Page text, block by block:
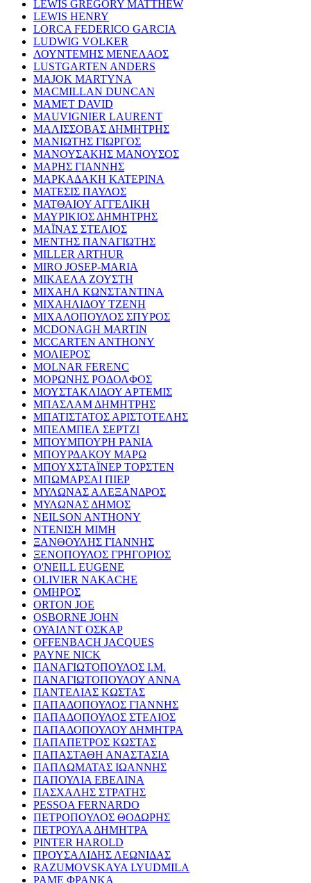
LEWIS GREGORY MATTHEW
LEWIS HENRY
LORCA FEDERICO GARCIA
LUDWIG VOLKER
ΛΟΥΝΤΕΜΗΣ ΜΕΝΕΛΑΟΣ
LUSTGARTEN ANDERS
MAJOK MARTYNA
MACMILLAN DUNCAN
MAMET DAVID
MAUVIGNIER LAURENT
ΜΑΛΙΣΣΟΒΑΣ ΔΗΜΗΤΡΗΣ
ΜΑΝΙΩΤΗΣ ΓΙΩΡΓΟΣ
ΜΑΝΟΥΣΑΚΗΣ ΜΑΝΟΥΣΟΣ
ΜΑΡΗΣ ΓΙΑΝΝΗΣ
ΜΑΡΚΑΔΑΚΗ ΚΑΤΕΡΙΝΑ
ΜΑΤΕΣΙΣ ΠΑΥΛΟΣ
ΜΑΤΘΑΙΟΥ ΑΓΓΕΛΙΚΗ
ΜΑΥΡΙΚΙΟΣ ΔΗΜΗΤΡΗΣ
ΜΑΪΝΑΣ ΣΤΕΛΙΟΣ
ΜΕΝΤΗΣ ΠΑΝΑΓΙΩΤΗΣ
MILLER ARTHUR
MIRO JOSEP-MARIA
ΜΙΚΑΕΛΑ ΖΟΥΣΤΗ
ΜΙΧΑΗΛ ΚΩΝΣΤΑΝΤΙΝΑ
ΜΙΧΑΗΛΙΔΟΥ ΤΖΕΝΗ
ΜΙΧΑΛΟΠΟΥΛΟΣ ΣΠΥΡΟΣ
MCDONAGH MARTIN
MCCARTEN ANTHONY
ΜΟΛΙΕΡΟΣ
MOLNAR FERENC
ΜΟΡΩΝΗΣ ΡΟΔΟΛΦΟΣ
ΜΟΥΣΤΑΚΛΙΔΟΥ ΑΡΤΕΜΙΣ
ΜΠΑΣΛΑΜ ΔΗΜΗΤΡΗΣ
ΜΠΑΤΙΣΤΑΤΟΣ ΑΡΙΣΤΟΤΕΛΗΣ
ΜΠΕΛΜΠΕΛ ΣΕΡΤΖΙ
ΜΠΟΥΜΠΟΥΡΗ ΡΑΝΙΑ
ΜΠΟΥΡΔΑΚΟΥ ΜΑΡΩ
ΜΠΟΥΧΣΤΑΪΝΕΡ ΤΟΡΣΤΕΝ
ΜΠΩΜΑΡΣΑΙ ΠΙΕΡ
ΜΥΛΩΝΑΣ ΑΛΕΞΑΝΔΡΟΣ
ΜΥΛΩΝΑΣ ΔΗΜΟΣ
NEILSON ANTHONY
ΝΤΕΝΙΣΗ ΜΙΜΗ
ΞΑΝΘΟΥΛΗΣ ΓΙΑΝΝΗΣ
ΞΕΝΟΠΟΥΛΟΣ ΓΡΗΓΟΡΙΟΣ
O'NEILL EUGENE
OLIVIER NAKACHE
ΟΜΗΡΟΣ
ORTON JOE
OSBORNE JOHN
ΟΥΑΙΛΝΤ ΟΣΚΑΡ
OFFENBACH JACQUES
PAYNE NICK
ΠΑΝΑΓΙΩΤΟΠΟΥΛΟΣ Ι.Μ.
ΠΑΝΑΓΙΩΤΟΠΟΥΛΟΥ ΑΝΝΑ
ΠΑΝΤΕΛΙΑΣ ΚΩΣΤΑΣ
ΠΑΠΑΔΟΠΟΥΛΟΣ ΓΙΑΝΝΗΣ
ΠΑΠΑΔΟΠΟΥΛΟΣ ΣΤΕΛΙΟΣ
ΠΑΠΑΔΟΠΟΥΛΟΥ ΔΗΜΗΤΡΑ
ΠΑΠΑΠΕΤΡΟΣ ΚΩΣΤΑΣ
ΠΑΠΑΣΤΑΘΗ ΑΝΑΣΤΑΣΙΑ
ΠΑΠΛΩΜΑΤΑΣ ΙΩΑΝΝΗΣ
ΠΑΠΟΥΛΙΑ ΕΒΕΛΙΝΑ
ΠΑΣΧΑΛΗΣ ΣΤΡΑΤΗΣ
PESSOA FERNARDO
ΠΕΤΡΟΠΟΥΛΟΣ ΘΟΔΩΡΗΣ
ΠΕΤΡΟΥΛΑ ΔΗΜΗΤΡΑ
PINTER HAROLD
ΠΡΟΥΣΑΛΙΔΗΣ ΛΕΩΝΙΔΑΣ
RAZUMOVSKAYA LYUDMILA
ΡΑΜΕ ΦΡΑΝΚΑ